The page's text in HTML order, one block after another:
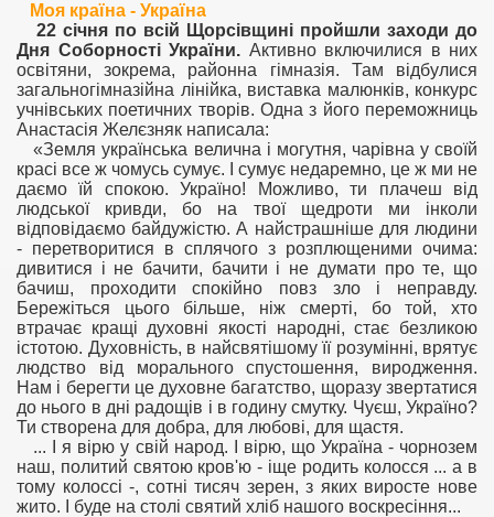
Моя країна - Україна
22 січня по всій Щорсівщині пройшли заходи до
Дня Соборності України. Активно включилися в них
освітяни, зокрема, районна гімназія. Там відбулися
загальногімназійна лінійка, виставка малюнків, конкурс
учнівських поетичних творів. Одна з його переможниць
Анастасія Желєзняк написала:
«Земля українська велична і могутня, чарівна у своїй
красі все ж чомусь сумує. І сумує недаремно, це ж ми не
даємо їй спокою. Україно! Можливо, ти плачеш від
людської кривди, бо на твої щедроти ми інколи
відповідаємо байдужістю. А найстрашніше для людини
- перетворитися в сплячого з розплющеними очима:
дивитися і не бачити, бачити і не думати про те, що
бачиш, проходити спокійно повз зло і неправду.
Бережіться цього більше, ніж смерті, бо той, хто
втрачає кращі духовні якості народні, стає безликою
істотою. Духовність, в найсвятішому її розумінні, врятує
людство від морального спустошення, виродження.
Нам і берегти це духовне багатство, щоразу звертатися
до нього в дні радощів і в годину смутку. Чуєш, Україно?
Ти створена для добра, для любові, для щастя.
... І я вірю у свій народ. І вірю, що Україна - чорнозем
наш, политий святою кров'ю - іще родить колосся ... а в
тому колоссі -, сотні тисяч зерен, з яких виросте нове
жито. І буде на столі святий хліб нашого воскресіння...